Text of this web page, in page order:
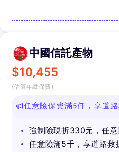
中國信託產物
$10,455
(估算年繳保費)
任意險保費滿5仟，享道
強制險現折330元，任
任意險滿5千，享道路救